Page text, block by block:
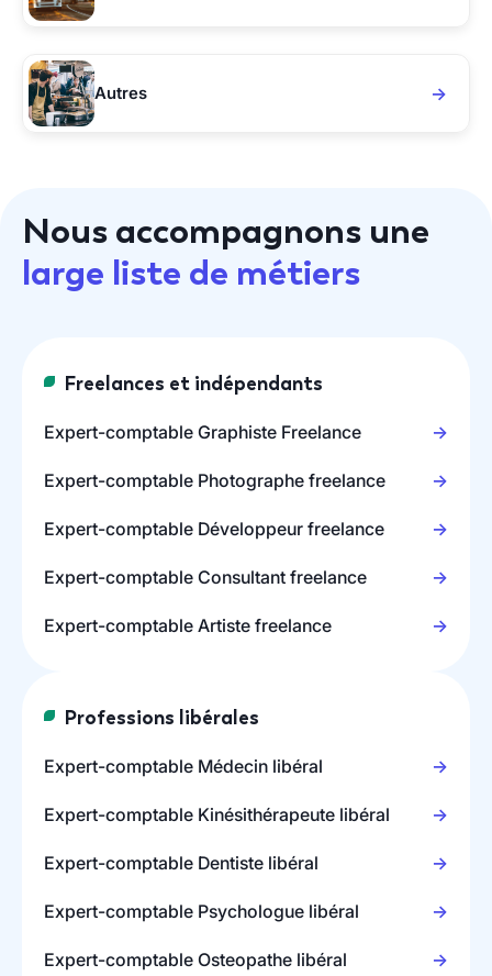
Autres
Nous accompagnons une
large liste de métiers
Freelances et indépendants
Expert-comptable Graphiste Freelance
Expert-comptable Photographe freelance
Expert-comptable Développeur freelance
Expert-comptable Consultant freelance
Expert-comptable Artiste freelance
Professions libérales
Expert-comptable Médecin libéral
Expert-comptable Kinésithérapeute libéral
Expert-comptable Dentiste libéral
Expert-comptable Psychologue libéral
Expert-comptable Osteopathe libéral